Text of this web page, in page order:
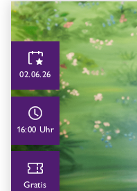
02.06.26
16:00 Uhr
Gratis